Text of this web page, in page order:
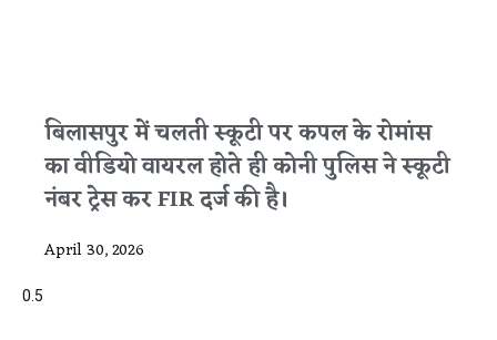
बिलासपुर में चलती स्कूटी पर कपल के रोमांस
का वीडियो वायरल होते ही कोनी पुलिस ने स्कूटी
नंबर ट्रेस कर FIR दर्ज की है।
April 30, 2026